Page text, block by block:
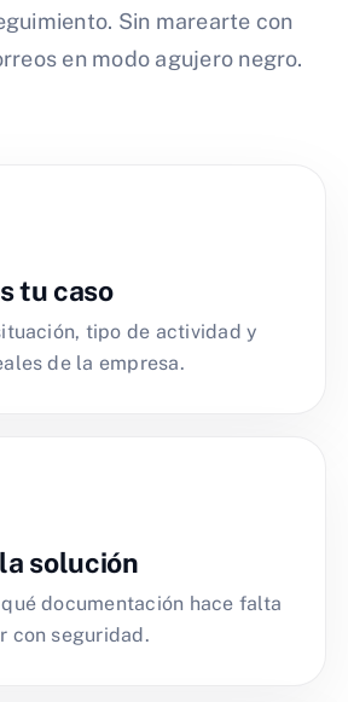
Sin marearte con
en modo agujero negro.
tu caso
tipo de actividad y
de la empresa.
solución
documentación hace falta
con seguridad.